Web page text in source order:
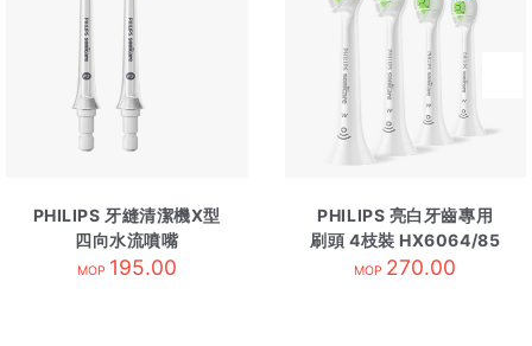
PHILIPS 牙縫清潔機X型
四向水流噴嘴
HX3062/01 2枝裝
MOP 195.00
PHILIPS 亮白牙齒專用
刷頭 4枝裝 HX6064/85
白
MOP 270.00